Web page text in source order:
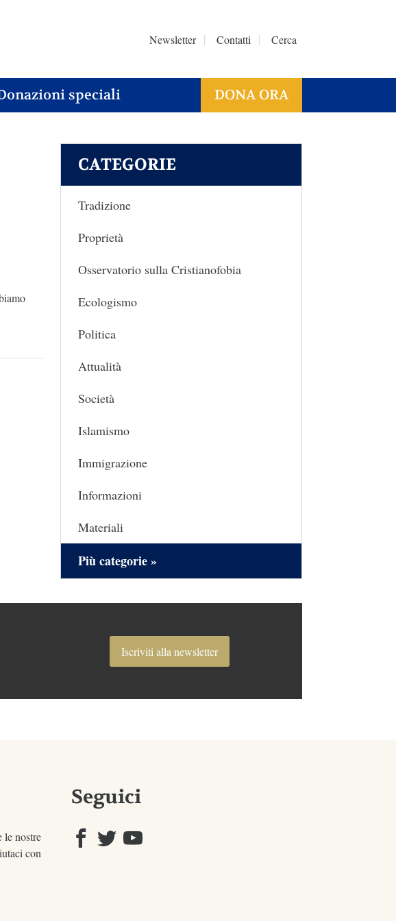
Newsletter Contatti Cerca
speciali DONA ORA
CATEGORIE
Tradizione
Proprietà
Osservatorio sulla Cristianofobia
Ecologismo
Politica
Attualità
Società
Islamismo
Immigrazione
Informazioni
Materiali
Più categorie »
Iscriviti alla newsletter
le nostre
con
Seguici